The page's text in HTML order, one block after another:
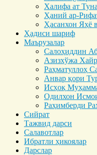
Халифа ат
Ҳаний ар-
Ҳасанхон Яҳё
Ҳадиси шариф
Маърузалар
Салоҳиддин
Азизхўжа
Раҳматуллоҳ
Анвар қори
Исҳоқ
Одилхон
Раҳимберди
Сийрат
Тажвид дарси
Салавотлар
Ибратли ҳикоялар
Дарслар